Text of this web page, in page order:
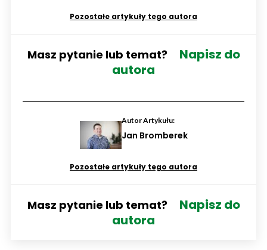
Pozostałe artykuły tego autora
Masz pytanie lub temat?
Napisz do
autora
Autor Artykułu:
Jan Bromberek
Pozostałe artykuły tego autora
Masz pytanie lub temat?
Napisz do
autora